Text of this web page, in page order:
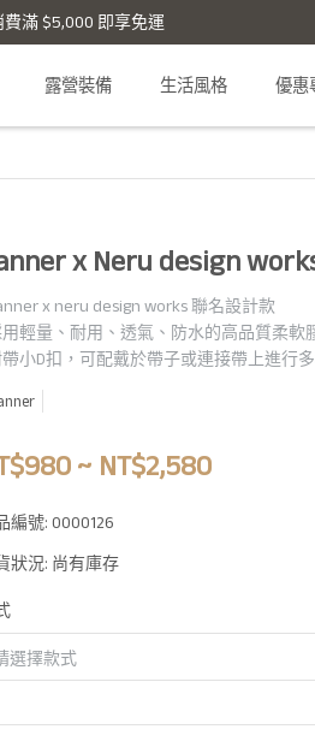
滿 $5,000 即享免運
露營裝備 生活風格 優惠
x Neru design
x neru design works 聯名設計款
用輕量、耐用、透氣、防水的高品質柔軟
帶小D扣，可配戴於帶子或連接帶上進行
~ NT$2,580
編號: 0000126
狀況: 尚有庫存